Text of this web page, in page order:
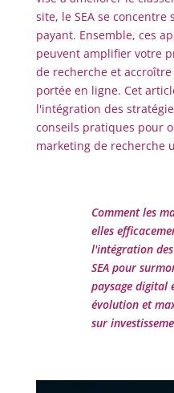
site, le SEA se
payant. Ensemble, ces
peuvent amplifier votre
de recherche et
portée en ligne. Cet
l'intégration des
conseils pratiques pour
marketing de recherche
Comment les
elles
l'intégration
SEA pour
paysage digital
évolution et
sur